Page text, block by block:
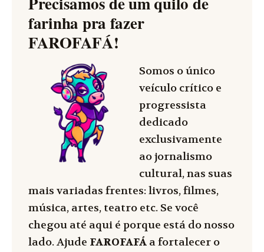
farinha pra fazer
FAROFAFÁ!
Somos o único
veículo crítico e
progressista
dedicado
exclusivamente
ao jornalismo
cultural, nas suas
mais variadas frentes: livros, filmes,
música, artes, teatro etc. Se você
chegou até aqui é porque está do nosso
lado. Ajude FAROFAFÁ a fortalecer o